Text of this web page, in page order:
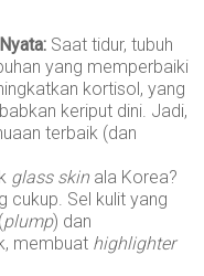
Saat tidur, tubuh
yang memperbaiki
kortisol, yang
keriput dini. Jadi,
terbaik (dan
glass skin ala Korea?
cukup. Sel kulit yang
plump) dan
membuat highlighter